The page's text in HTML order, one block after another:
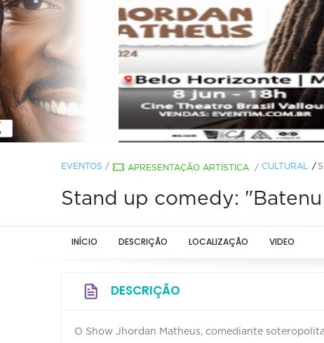
EVENTOS / APRESENTAÇÃO ARTÍSTICA / CULTURAL
Stand up comedy:
INÍCIO DESCRIÇÃO LOCALIZAÇÃO VIDEO
DESCRIÇÃO
O Show Jhordan Matheus, comediante